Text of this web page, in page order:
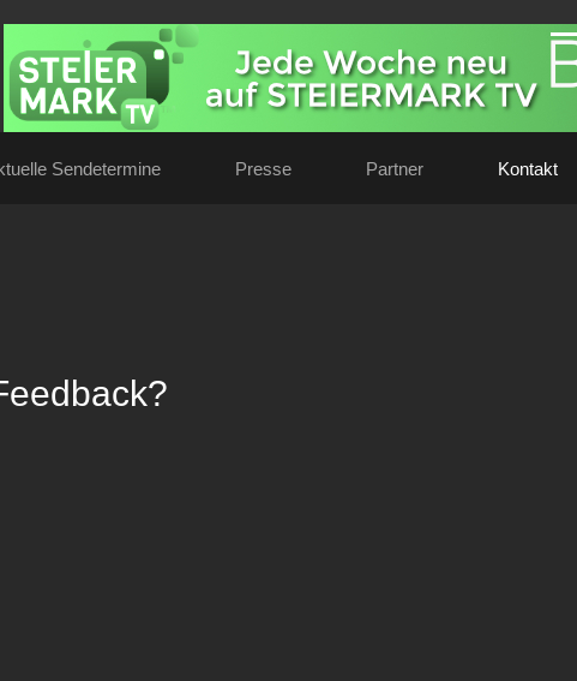
Sendetermine Presse Partner Kontakt